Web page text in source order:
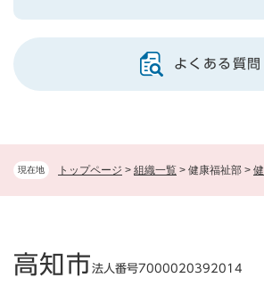
現在地 トップページ > 組織一覧 > 健康福祉部 >
よくある質問
高知市法人番号7000020392014